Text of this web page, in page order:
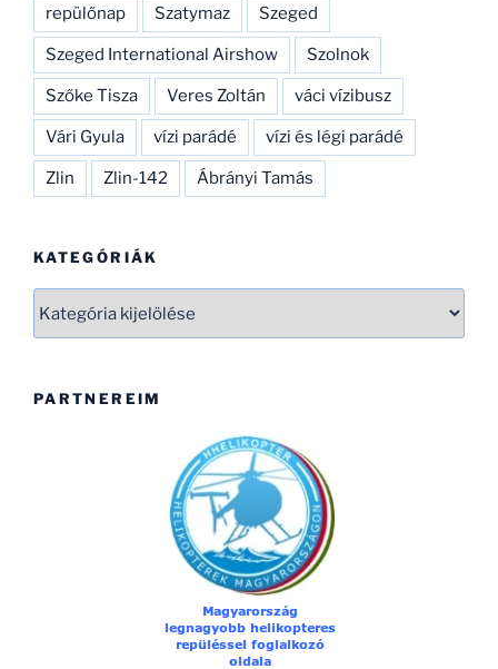
repülőnap Szatymaz Szeged
Szeged International Airshow Szolnok
Szőke Tisza Veres Zoltán váci vízibusz
Vári Gyula vízi parádé vízi és légi parádé
Zlin Zlin-142 Ábrányi Tamás
KATEGÓRIÁK
PARTNEREIM